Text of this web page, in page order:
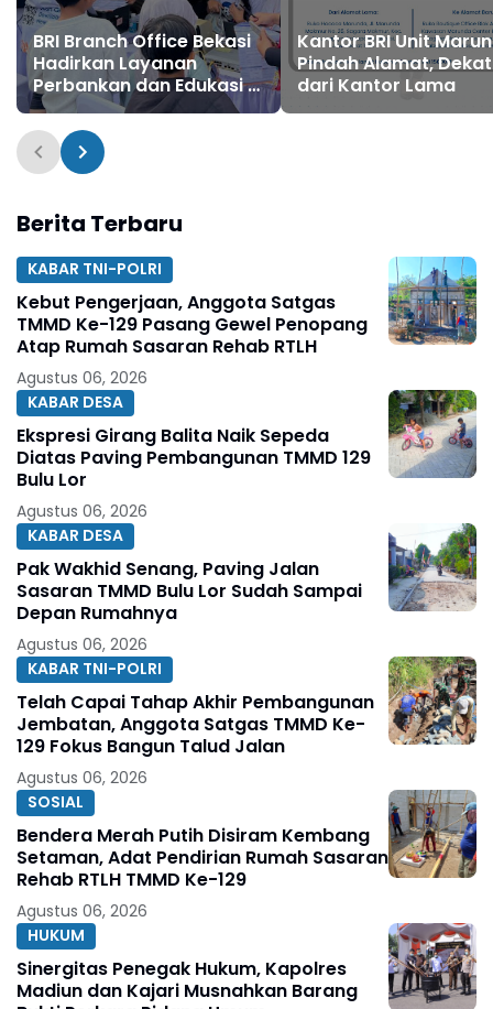
BRI Branch Office Bekasi
Hadirkan Layanan
Perbankan dan Edukasi di
CFD, Masyarakat
Antusias Padati Booth
Kantor BRI Unit
Pindah Alamat, Dekat
dari Kantor Lama
Berita Terbaru
KABAR TNI-POLRI
Kebut Pengerjaan, Anggota Satgas
TMMD Ke-129 Pasang Gewel Penopang
Atap Rumah Sasaran Rehab RTLH
Agustus 06, 2026
KABAR DESA
Ekspresi Girang Balita Naik Sepeda
Diatas Paving Pembangunan TMMD 129
Bulu Lor
Agustus 06, 2026
KABAR DESA
Pak Wakhid Senang, Paving Jalan
Sasaran TMMD Bulu Lor Sudah Sampai
Depan Rumahnya
Agustus 06, 2026
KABAR TNI-POLRI
Telah Capai Tahap Akhir Pembangunan
Jembatan, Anggota Satgas TMMD Ke-
129 Fokus Bangun Talud Jalan
Agustus 06, 2026
SOSIAL
Bendera Merah Putih Disiram Kembang
Setaman, Adat Pendirian Rumah Sasaran
Rehab RTLH TMMD Ke-129
Agustus 06, 2026
HUKUM
Sinergitas Penegak Hukum, Kapolres
Madiun dan Kajari Musnahkan Barang